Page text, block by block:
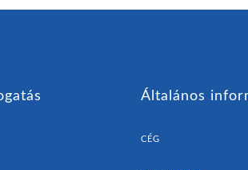
Általános
CÉG